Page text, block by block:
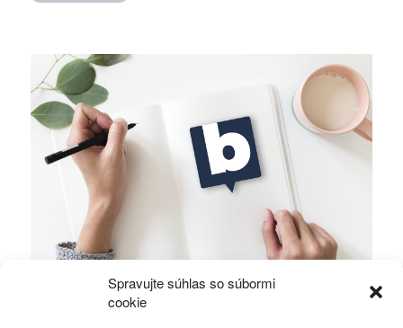
Spravujte súhlas so súbormi
cookie
Slovenskí vinári opäť úspešní